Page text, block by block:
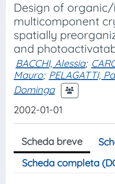
Design of
multicomponent
spatially
and
BACCHI, Alessia;
Mauro; PELAGATTI,
Dominga
2002-01-01
Scheda breve
Scheda completa